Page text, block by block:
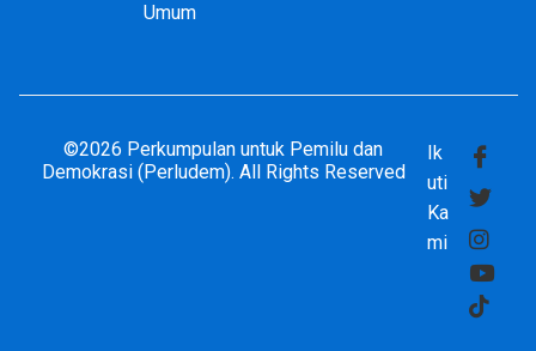
Umum
©2026 Perkumpulan untuk Pemilu dan
Demokrasi (Perludem). All Rights Reserved
Ik
uti
Ka
mi